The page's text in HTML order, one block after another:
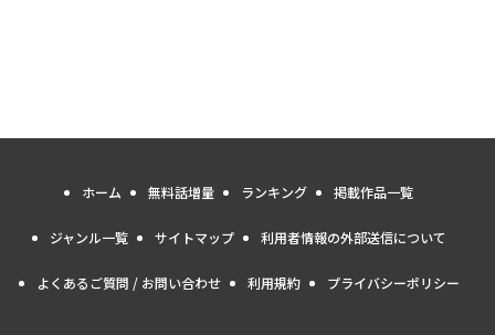
ホーム 無料話増量 ランキング 掲載作品一覧
ジャンル一覧 サイトマップ 利用者情報の外部送信について
よくあるご質問 / お問い合わせ 利用規約 プライバシーポリシー